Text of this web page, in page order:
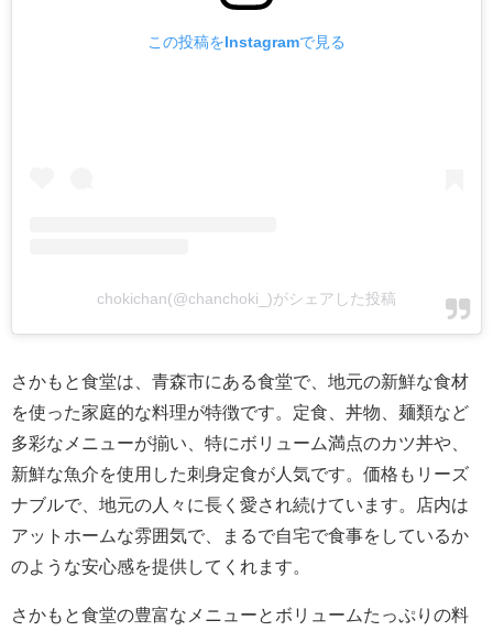
この投稿をInstagramで見る
chokichan(@chanchoki_)がシェアした投稿
さかもと食堂は、青森市にある食堂で、地元の新鮮な食材
を使った家庭的な料理が特徴です。定食、丼物、麺類など
多彩なメニューが揃い、特にボリューム満点のカツ丼や、
新鮮な魚介を使用した刺身定食が人気です。価格もリーズ
ナブルで、地元の人々に長く愛され続けています。店内は
アットホームな雰囲気で、まるで自宅で食事をしているか
のような安心感を提供してくれます。
さかもと食堂の豊富なメニューとボリュームたっぷりの料